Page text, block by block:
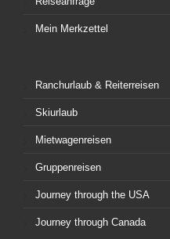
Mein Merkzettel
Ranchurlaub & Reiterreisen
Skiurlaub
Mietwagenreisen
Gruppenreisen
Journey through the USA
Journey through Canada